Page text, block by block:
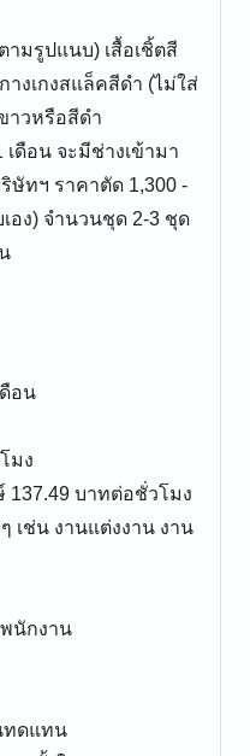
ามรูปแนบ) เสื้อเชิ้ตสี
งเกงสแล็คสีดำ (ไม่ใส่
าวหรือสีดำ
เดือน จะมีช่างเข้ามา
ษัทฯ ราคาตัด 1,300 -
อง) จำนวนชุด 2-3 ชุด
อน
มง
บาทต่อชั่วโมง
เช่น งานแต่งงาน งาน
นักงาน
ทดแทน